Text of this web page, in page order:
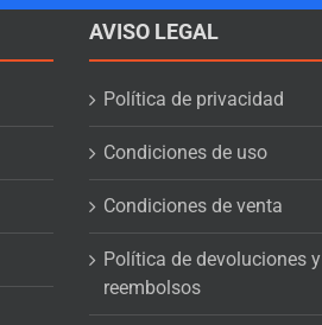
AVISO LEGAL
Política de privacidad
Condiciones de uso
Condiciones de venta
Política de devoluciones y
reembolsos